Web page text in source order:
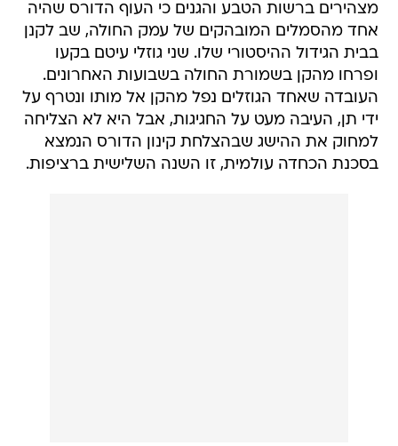
מצהירים ברשות הטבע והגנים כי העוף הדורס שהיה
אחד מהסמלים המובהקים של עמק החולה, שב לקנן
בבית הגידול ההיסטורי שלו. שני גוזלי עיטם בקעו
ופרחו מהקן בשמורת החולה בשבועות האחרונים.
העובדה שאחד הגוזלים נפל מהקן אל מותו ונטרף על
ידי תן, העיבה מעט על החגיגות, אבל היא לא הצליחה
למחוק את ההישג שבהצלחת קינון הדורס הנמצא
בסכנת הכחדה עולמית, זו השנה השלישית ברציפות.